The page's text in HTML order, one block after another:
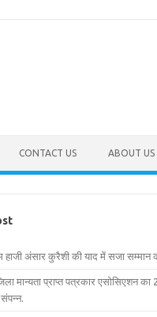
CONTACT US ABOUT US
हाजी अंसार कुरैशी की याद में सजा सम्मान
मान्यता प्राप्त पत्रकार एसोसिएशन का
संपन्न.